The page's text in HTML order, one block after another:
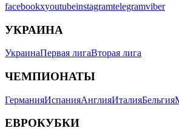
facebookxyoutubeinstagramtelegramviber
УКРАИНА
УкраинаПервая лигаВторая лига
ЧЕМПИОНАТЫ
ГерманияИспанияАнглияИталияБельгия
ЕВРОКУБКИ